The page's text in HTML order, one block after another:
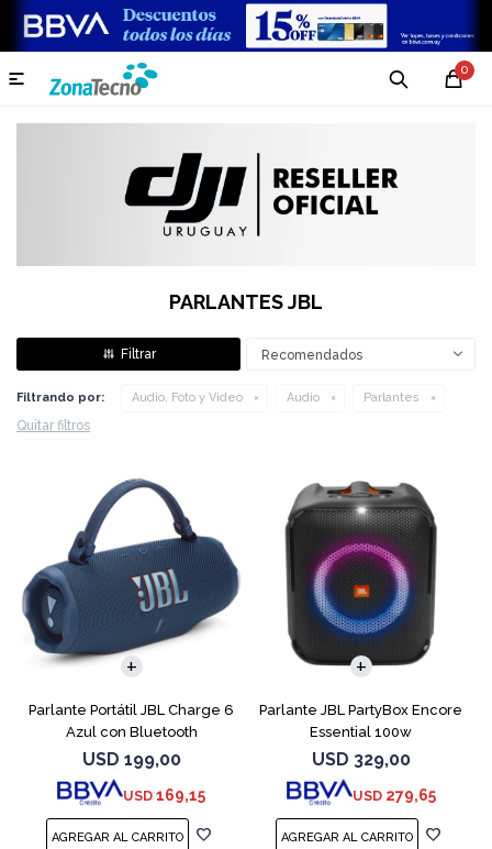
0

PARLANTES JBL
Recomendados
Filtrando por: Audio, Foto y Video Audio Parlantes
Quitar filtros
Parlante Portátil JBL Charge 6
Azul con Bluetooth
USD 199,00
USD 169,15
Parlante JBL PartyBox Encore
Essential 100w
USD 329,00
USD 279,65